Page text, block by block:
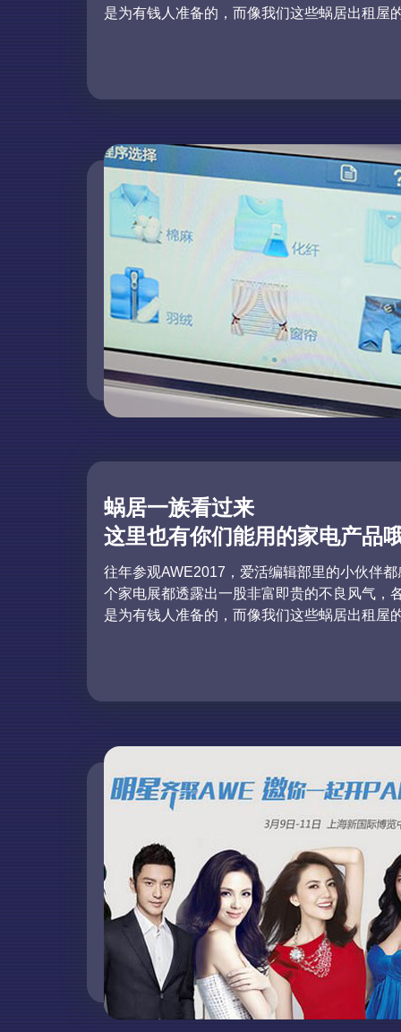
是为有钱人准备的，而像我们这些蜗居出租屋
蜗居一族看过来
这里也有你们能用的家电产品
往年参观AWE2017，爱活编辑部里的小伙伴
个家电展都透露出一股非富即贵的不良风气，
是为有钱人准备的，而像我们这些蜗居出租屋